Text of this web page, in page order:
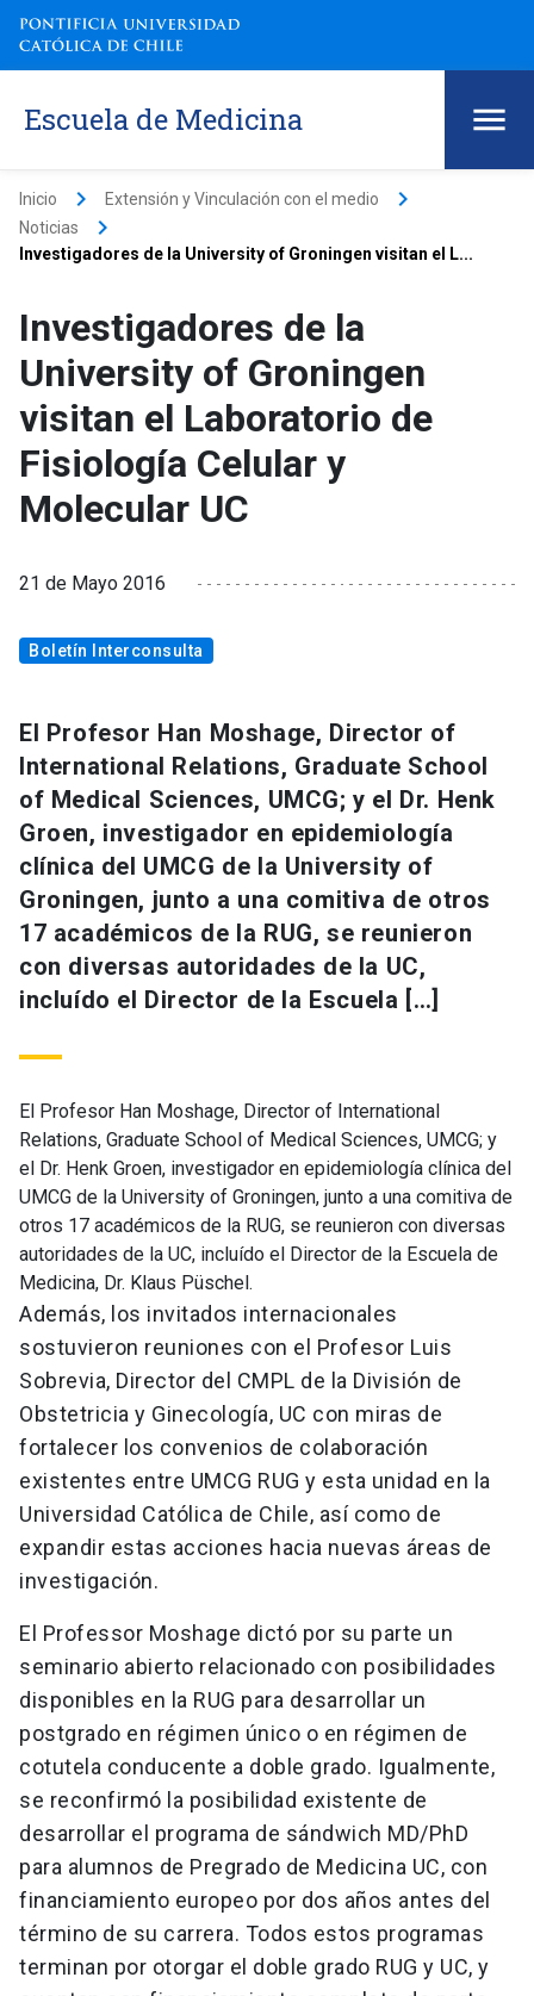
Escuela de Medicina
Inicio keyboard_arrow_right Extensión y Vinculación con el medio keyboard_arrow_right
Noticias keyboard_arrow_right
Investigadores de la University of Groningen visitan el L...
Investigadores de la
University of Groningen
visitan el Laboratorio de
Fisiología Celular y
Molecular UC
21 de Mayo 2016
Boletín Interconsulta
El Profesor Han Moshage, Director of
International Relations, Graduate School
of Medical Sciences, UMCG; y el Dr. Henk
Groen, investigador en epidemiología
clínica del UMCG de la University of
Groningen, junto a una comitiva de otros
17 académicos de la RUG, se reunieron
con diversas autoridades de la UC,
incluído el Director de la Escuela […]
El Profesor Han Moshage, Director of International
Relations, Graduate School of Medical Sciences, UMCG; y
el Dr. Henk Groen, investigador en epidemiología clínica del
UMCG de la University of Groningen, junto a una comitiva de
otros 17 académicos de la RUG, se reunieron con diversas
autoridades de la UC, incluído el Director de la Escuela de
Medicina, Dr. Klaus Püschel.
Además, los invitados internacionales
sostuvieron reuniones con el Profesor Luis
Sobrevia, Director del CMPL de la División de
Obstetricia y Ginecología, UC con miras de
fortalecer los convenios de colaboración
existentes entre UMCG RUG y esta unidad en la
Universidad Católica de Chile, así como de
expandir estas acciones hacia nuevas áreas de
investigación.
El Professor Moshage dictó por su parte un
seminario abierto relacionado con posibilidades
disponibles en la RUG para desarrollar un
postgrado en régimen único o en régimen de
cotutela conducente a doble grado. Igualmente,
se reconfirmó la posibilidad existente de
desarrollar el programa de sándwich MD/PhD
para alumnos de Pregrado de Medicina UC, con
financiamiento europeo por dos años antes del
término de su carrera. Todos estos programas
terminan por otorgar el doble grado RUG y UC, y